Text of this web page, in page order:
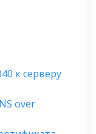
к серверу
over